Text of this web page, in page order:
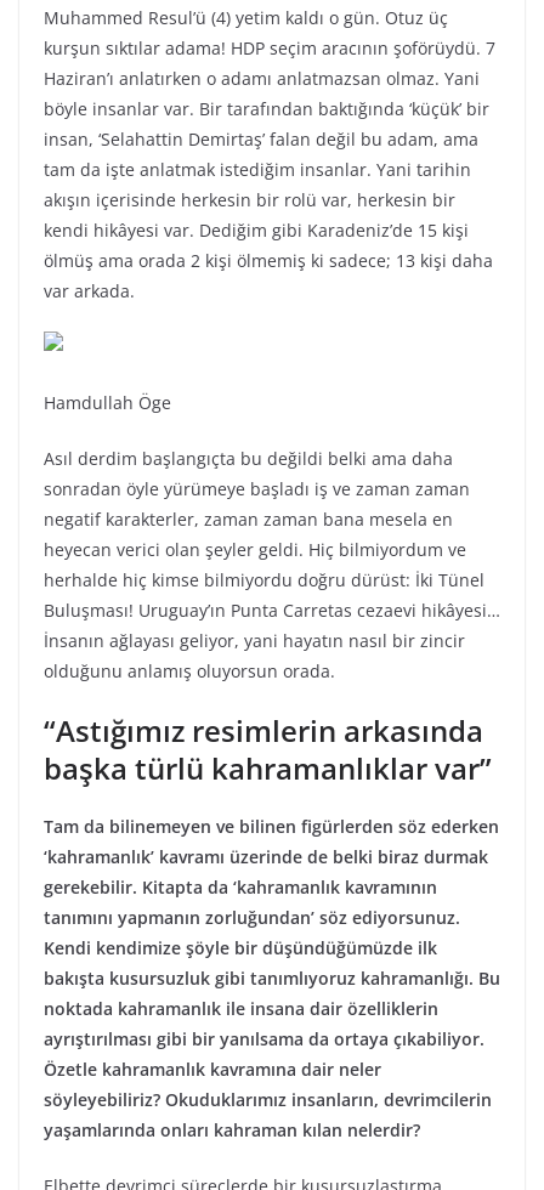
Muhammed Resul’ü (4) yetim kaldı o gün. Otuz üç
kurşun sıktılar adama! HDP seçim aracının şoförüydü. 7
Haziran’ı anlatırken o adamı anlatmazsan olmaz. Yani
böyle insanlar var. Bir tarafından baktığında ‘küçük’ bir
insan, ‘Selahattin Demirtaş’ falan değil bu adam, ama
tam da işte anlatmak istediğim insanlar. Yani tarihin
akışın içerisinde herkesin bir rolü var, herkesin bir
kendi hikâyesi var. Dediğim gibi Karadeniz’de 15 kişi
ölmüş ama orada 2 kişi ölmemiş ki sadece; 13 kişi daha
var arkada.
Hamdullah Öge
Asıl derdim başlangıçta bu değildi belki ama daha
sonradan öyle yürümeye başladı iş ve zaman zaman
negatif karakterler, zaman zaman bana mesela en
heyecan verici olan şeyler geldi. Hiç bilmiyordum ve
herhalde hiç kimse bilmiyordu doğru dürüst: İki Tünel
Buluşması! Uruguay’ın Punta Carretas cezaevi hikâyesi…
İnsanın ağlayası geliyor, yani hayatın nasıl bir zincir
olduğunu anlamış oluyorsun orada.
“Astığımız resimlerin arkasında
başka türlü kahramanlıklar var”
Tam da bilinemeyen ve bilinen figürlerden söz ederken
‘kahramanlık’ kavramı üzerinde de belki biraz durmak
gerekebilir. Kitapta da ‘kahramanlık kavramının
tanımını yapmanın zorluğundan’ söz ediyorsunuz.
Kendi kendimize şöyle bir düşündüğümüzde ilk
bakışta kusursuzluk gibi tanımlıyoruz kahramanlığı. Bu
noktada kahramanlık ile insana dair özelliklerin
ayrıştırılması gibi bir yanılsama da ortaya çıkabiliyor.
Özetle kahramanlık kavramına dair neler
söyleyebiliriz? Okuduklarımız insanların, devrimcilerin
yaşamlarında onları kahraman kılan nelerdir?